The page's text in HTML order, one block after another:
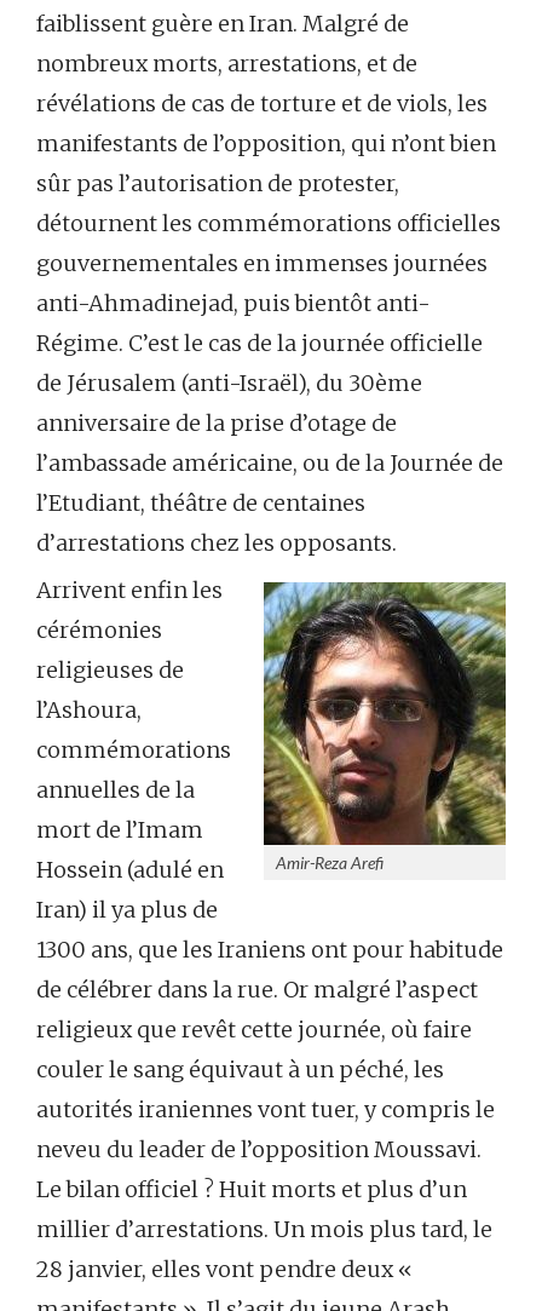
faiblissent guère en Iran. Malgré de
nombreux morts, arrestations, et de
révélations de cas de torture et de viols, les
manifestants de l’opposition, qui n’ont bien
sûr pas l’autorisation de protester,
détournent les commémorations officielles
gouvernementales en immenses journées
anti-Ahmadinejad, puis bientôt anti-
Régime. C’est le cas de la journée officielle
de Jérusalem (anti-Israël), du 30ème
anniversaire de la prise d’otage de
l’ambassade américaine, ou de la Journée de
l’Etudiant, théâtre de centaines
d’arrestations chez les opposants.
Amir-Reza Arefi
Arrivent enfin les
cérémonies
religieuses de
l’Ashoura,
commémorations
annuelles de la
mort de l’Imam
Hossein (adulé en
Iran) il ya plus de
1300 ans, que les Iraniens ont pour habitude
de célébrer dans la rue. Or malgré l’aspect
religieux que revêt cette journée, où faire
couler le sang équivaut à un péché, les
autorités iraniennes vont tuer, y compris le
neveu du leader de l’opposition Moussavi.
Le bilan officiel ? Huit morts et plus d’un
millier d’arrestations. Un mois plus tard, le
28 janvier, elles vont pendre deux «